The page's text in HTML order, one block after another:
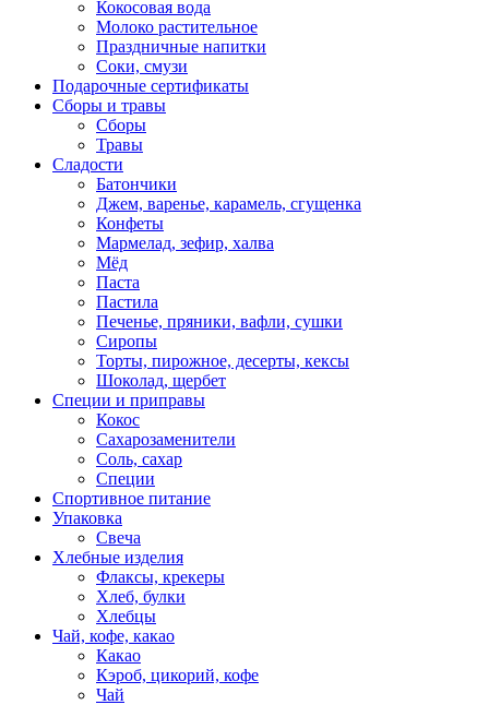
Кокосовая вода
Молоко растительное
Праздничные напитки
Соки, смузи
Подарочные сертификаты
Сборы и травы
Сборы
Травы
Сладости
Батончики
Джем, варенье, карамель, сгущенка
Конфеты
Мармелад, зефир, халва
Мёд
Паста
Пастила
Печенье, пряники, вафли, сушки
Сиропы
Торты, пирожное, десерты, кексы
Шоколад, щербет
Специи и приправы
Кокос
Сахарозаменители
Соль, сахар
Специи
Спортивное питание
Упаковка
Свеча
Хлебные изделия
Флаксы, крекеры
Хлеб, булки
Хлебцы
Чай, кофе, какао
Какао
Кэроб, цикорий, кофе
Чай